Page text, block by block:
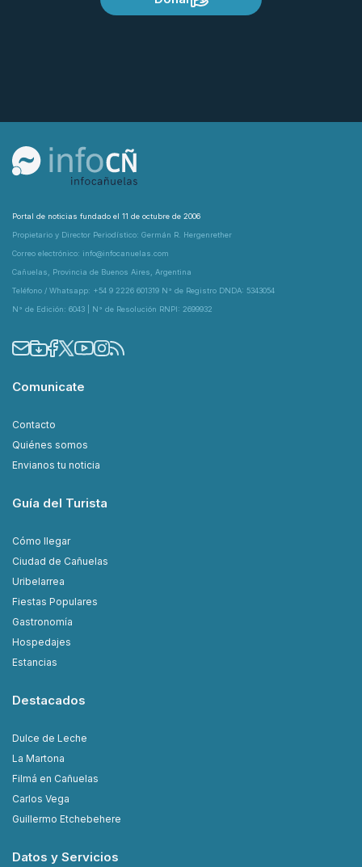
Portal de noticias fundado el 11 de octubre de 2006
Propietario y Director Periodístico: Germán R. Hergenrether
Correo electrónico: info@infocanuelas.com
Cañuelas, Provincia de Buenos Aires, Argentina
Teléfono / Whatsapp: +54 9 2226 601319 N° de Registro DNDA: 5343054
N° de Edición: 6043 | N° de Resolución RNPI: 2699932
Comunicate
Contacto
Quiénes somos
Envianos tu noticia
Guía del Turista
Cómo llegar
Ciudad de Cañuelas
Uribelarrea
Fiestas Populares
Gastronomía
Hospedajes
Estancias
Destacados
Dulce de Leche
La Martona
Filmá en Cañuelas
Carlos Vega
Guillermo Etchebehere
Datos y Servicios